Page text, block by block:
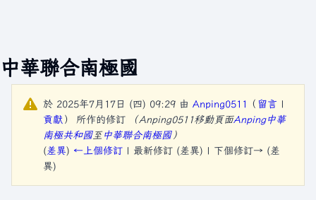
中華聯合南極國
於 2025年7月17日 (四) 09:29 由 Anping0511 （ 留言 |
貢獻 ） 所作的修訂 （Anping0511移動頁面Anping中華
南極共和國至中華聯合南極國）
(差異) ←上個修訂 | 最新修訂 (差異) | 下個修訂→ (差
異)